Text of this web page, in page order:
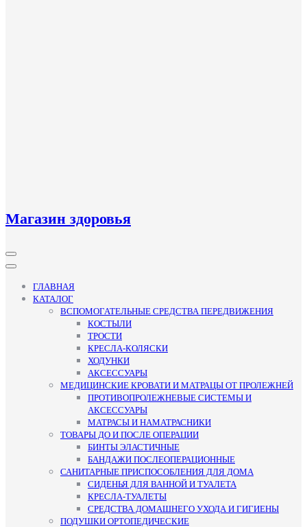
Магазин здоровья
Кнопка
Открыть
ГЛАВНАЯ
КАТАЛОГ
ВСПОМОГАТЕЛЬНЫЕ СРЕДСТВА ПЕРЕДВИЖЕНИЯ
КОСТЫЛИ
ТРОСТИ
КРЕСЛА-КОЛЯСКИ
ХОДУНКИ
АКСЕССУАРЫ
МЕДИЦИНСКИЕ КРОВАТИ И МАТРАЦЫ ОТ ПРОЛЕЖНЕЙ
ПРОТИВОПРОЛЕЖНЕВЫЕ СИСТЕМЫ И
АКСЕССУАРЫ
МАТРАСЫ И НАМАТРАСНИКИ
ТОВАРЫ ДО И ПОСЛЕ ОПЕРАЦИИ
БИНТЫ ЭЛАСТИЧНЫЕ
БАНДАЖИ ПОСЛЕОПЕРАЦИОННЫЕ
САНИТАРНЫЕ ПРИСПОСОБЛЕНИЯ ДЛЯ ДОМА
СИДЕНЬЯ ДЛЯ ВАННОЙ И ТУАЛЕТА
КРЕСЛА-ТУАЛЕТЫ
СРЕДСТВА ДОМАШНЕГО УХОДА И ГИГИЕНЫ
ПОДУШКИ ОРТОПЕДИЧЕСКИЕ